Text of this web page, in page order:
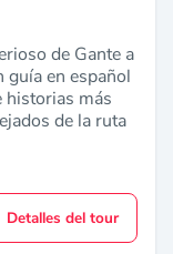
de Gante a
en español
historias más
de la ruta
Detalles del tour